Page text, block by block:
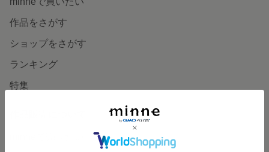
作品をさがす
ショップをさがす
ランキング
特集